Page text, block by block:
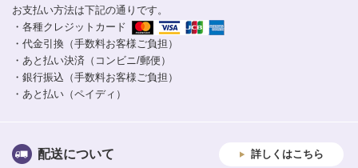
お支払い方法は下記の通りです。
・各種クレジットカード
・代金引換（手数料お客様ご負担）
・あと払い決済（コンビニ/郵便）
・銀行振込（手数料お客様ご負担）
・あと払い（ペイディ）
配送について 詳しくはこちら